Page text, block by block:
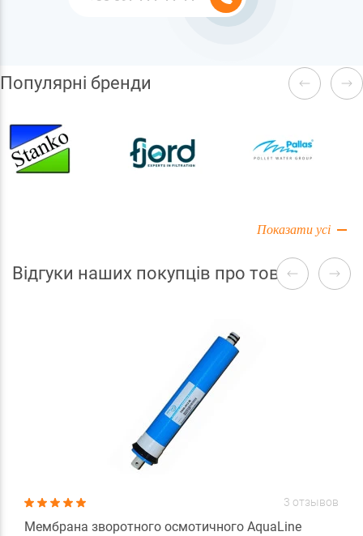
Популярні бренди
Показати усі
Відгуки наших покупців про товари
3 отзывов
Мембрана зворотного осмотичного AquaLine